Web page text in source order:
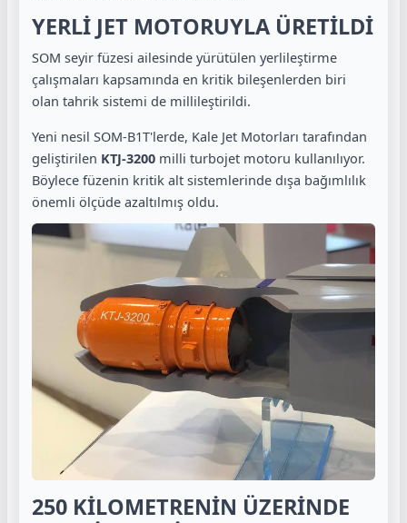
YERLİ JET MOTORUYLA ÜRETİLDİ
SOM seyir füzesi ailesinde yürütülen yerlileştirme
çalışmaları kapsamında en kritik bileşenlerden biri
olan tahrik sistemi de millileştirildi.
Yeni nesil SOM-B1T'lerde, Kale Jet Motorları tarafından
geliştirilen KTJ-3200 milli turbojet motoru kullanılıyor.
Böylece füzenin kritik alt sistemlerinde dışa bağımlılık
önemli ölçüde azaltılmış oldu.
250 KİLOMETRENİN ÜZERİNDE